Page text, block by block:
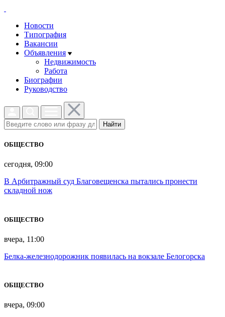
Новости
Типография
Вакансии
Объявления
Недвижимость
Работа
Биографии
Руководство
Найти
ОБЩЕСТВО
сегодня, 09:00
В Арбитражный суд Благовещенска пытались пронести
складной нож
ОБЩЕСТВО
вчера, 11:00
Белка-железнодорожник появилась на вокзале Белогорска
ОБЩЕСТВО
вчера, 09:00